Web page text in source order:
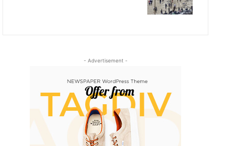
- Advertisement -